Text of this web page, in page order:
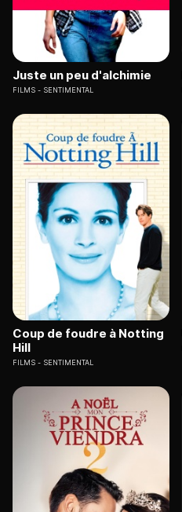
Juste un peu d'alchimie
FILMS SENTIMENTAL
Coup de foudre à Notting
Hill
FILMS SENTIMENTAL